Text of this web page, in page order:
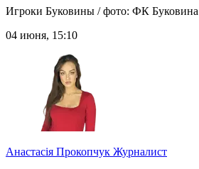
Игроки Буковины / фото: ФК Буковина
04 июня, 15:10
Анастасія Прокопчук Журналист